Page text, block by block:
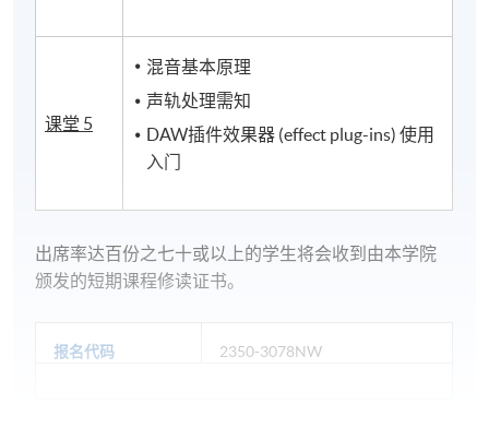
课堂 5
混音基本原理
声轨处理需知
DAW插件效果器 (effect plug-ins)使用
入门
出席率达百份之七十或以上的学生将会收到由本学院
颁发的短期课程修读证书。
报名代码 2350-3078NW